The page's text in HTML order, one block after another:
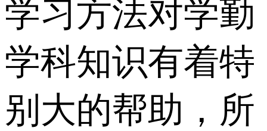
学习方法对学勤
学科知识有着特
别大的帮助，所